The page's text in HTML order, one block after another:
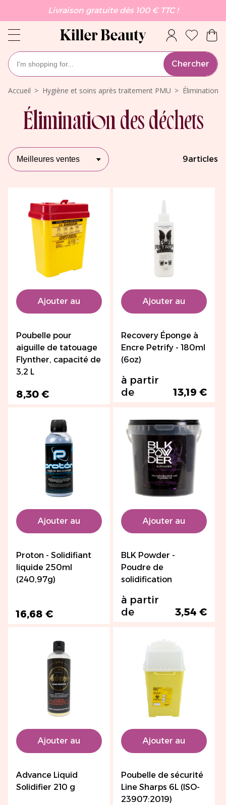
Livraison gratuite dès 100 € TTC !
Chercher
Accueil Hygiène et soins après traitement PMU Élimination
Élimination des déchets
9articles
Ajouter au
Poubelle pour
aiguille de tatouage
Flynther, capacité de
3,2 L
8,30 €
Ajouter au
Recovery Éponge à
Encre Petrify - 180ml
(6oz)
à partir
de
13,19 €
Ajouter au
Proton - Solidifiant
liquide 250ml
(240,97g)
16,68 €
Ajouter au
BLK Powder -
Poudre de
solidification
à partir
de
3,54 €
Ajouter au
Advance Liquid
Solidifier 210 g
Ajouter au
Poubelle de sécurité
Line Sharps 6L (ISO-
23907:2019)